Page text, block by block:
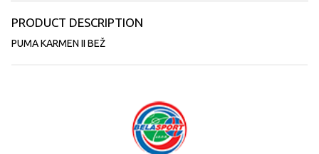
PRODUCT DESCRIPTION
PUMA KARMEN II BEŽ